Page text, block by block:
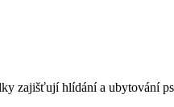
zajišťují hlídání a ubytování